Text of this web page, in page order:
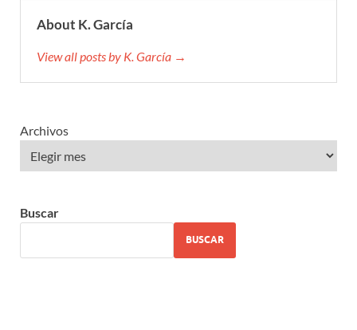
About K. García
View all posts by K. García →
Archivos
Buscar
BUSCAR